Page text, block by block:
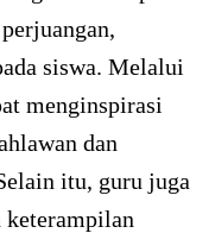
siswa. Melalui
menginspirasi
dan
itu, guru juga
keterampilan